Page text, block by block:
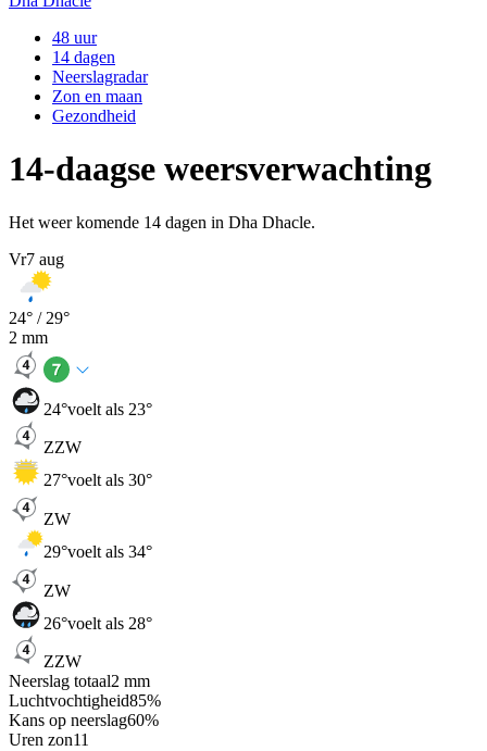
48 uur
14 dagen
Neerslagradar
Zon en maan
Gezondheid
14-daagse weersverwachting
Het weer komende 14 dagen in Dha Dhacle.
Vr7 aug
24° / 29°
2 mm
24°voelt als 23°
ZZW
27°voelt als 30°
ZW
29°voelt als 34°
ZW
26°voelt als 28°
ZZW
Neerslag totaal2 mm
Luchtvochtigheid85%
Kans op neerslag60%
Uren zon11